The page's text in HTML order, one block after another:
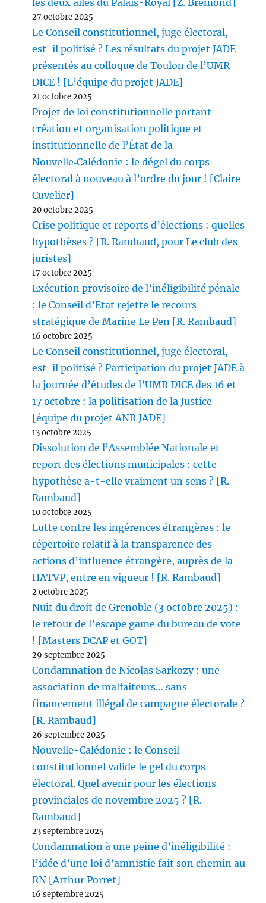
les deux ailes du Palais-Royal [Z. Brémond]
27 octobre 2025
Le Conseil constitutionnel, juge électoral,
est-il politisé ? Les résultats du projet JADE
présentés au colloque de Toulon de l’UMR
DICE ! [L’équipe du projet JADE]
21 octobre 2025
Projet de loi constitutionnelle portant
création et organisation politique et
institutionnelle de l’État de la
Nouvelle‑Calédonie : le dégel du corps
électoral à nouveau à l’ordre du jour ! [Claire
Cuvelier]
20 octobre 2025
Crise politique et reports d’élections : quelles
hypothèses ? [R. Rambaud, pour Le club des
juristes]
17 octobre 2025
Exécution provisoire de l’inéligibilité pénale
: le Conseil d’Etat rejette le recours
stratégique de Marine Le Pen [R. Rambaud]
16 octobre 2025
Le Conseil constitutionnel, juge électoral,
est-il politisé ? Participation du projet JADE à
la journée d’études de l’UMR DICE des 16 et
17 octobre : la politisation de la Justice
[équipe du projet ANR JADE]
13 octobre 2025
Dissolution de l’Assemblée Nationale et
report des élections municipales : cette
hypothèse a-t-elle vraiment un sens ? [R.
Rambaud]
10 octobre 2025
Lutte contre les ingérences étrangères : le
répertoire relatif à la transparence des
actions d’influence étrangère, auprès de la
HATVP, entre en vigueur ! [R. Rambaud]
2 octobre 2025
Nuit du droit de Grenoble (3 octobre 2025) :
le retour de l’escape game du bureau de vote
! [Masters DCAP et GOT]
29 septembre 2025
Condamnation de Nicolas Sarkozy : une
association de malfaiteurs… sans
financement illégal de campagne électorale ?
[R. Rambaud]
26 septembre 2025
Nouvelle-Calédonie : le Conseil
constitutionnel valide le gel du corps
électoral. Quel avenir pour les élections
provinciales de novembre 2025 ? [R.
Rambaud]
23 septembre 2025
Condamnation à une peine d’inéligibilité :
l’idée d’une loi d’amnistie fait son chemin au
RN [Arthur Porret]
16 septembre 2025